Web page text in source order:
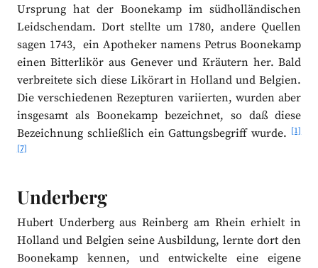
Ursprung hat der Boonekamp im südholländischen
Leidschendam. Dort stellte um 1780, andere Quellen
sagen 1743, ein Apotheker namens Petrus Boonekamp
einen Bitterlikör aus Genever und Kräutern her. Bald
verbreitete sich diese Likörart in Holland und Belgien.
Die verschiedenen Rezepturen variierten, wurden aber
insgesamt als Boonekamp bezeichnet, so daß diese
Bezeichnung schließlich ein Gattungsbegriff wurde. [1]
[7]
Underberg
Hubert Underberg aus Reinberg am Rhein erhielt in
Holland und Belgien seine Ausbildung, lernte dort den
Boonekamp kennen, und entwickelte eine eigene